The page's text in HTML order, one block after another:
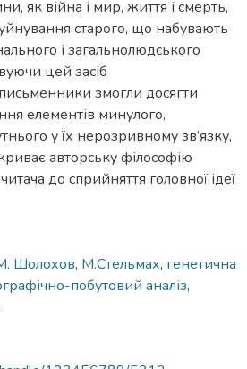
як війна і мир, життя і смерть,
старого, що набувають
і загальнолюдського
цей засіб
змогли досягти
елементів минулого,
у їх нерозривному зв’язку,
авторську філософію
до сприйняття головної ідеї
Шолохов, М.Стельмах, генетична
побутовий аналіз,